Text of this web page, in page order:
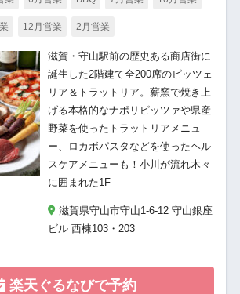
12月営業 2月営業
滋賀・守山駅前の歴史ある商店街に
誕生した2階建て全200席のピッツェ
リア＆トラットリア。薪窯で焼き上
げる本格的なナポリピッツァや県産
野菜を使ったトラットリアメニュ
ー、ロカボパスタなどを使ったヘル
スケアメニューも！小川が流れ木々
に囲まれた1F
滋賀県守山市守山1-6-12 守山銀座
ビル 西棟103・203
楽天ぐるなびで予約